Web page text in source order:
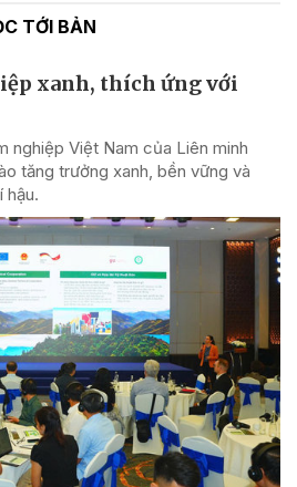
TỚI BẢN
xanh, thích ứng với
nghiệp Việt Nam của Liên minh
tăng trưởng xanh, bền vững và
hậu.